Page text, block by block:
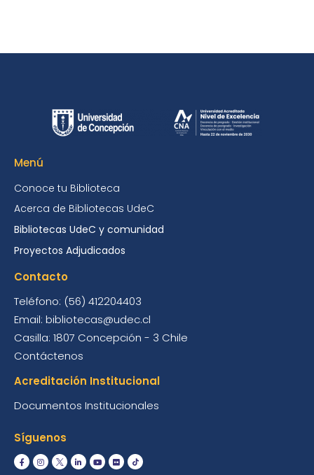
Menú
Conoce tu Biblioteca
Acerca de Bibliotecas UdeC
Bibliotecas UdeC y comunidad
Proyectos Adjudicados
Contacto
Teléfono: (56) 412204403
Email: bibliotecas@udec.cl
Casilla: 1807 Concepción - 3 Chile
Contáctenos
Acreditación Institucional
Documentos Institucionales
Síguenos